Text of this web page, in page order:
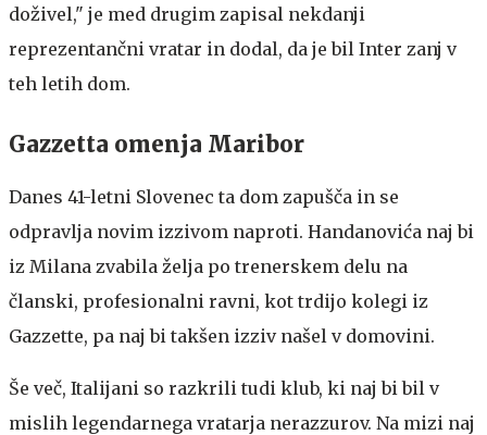
doživel," je med drugim zapisal nekdanji
reprezentančni vratar in dodal, da je bil Inter zanj v
teh letih dom.
Gazzetta omenja Maribor
Danes 41-letni Slovenec ta dom zapušča in se
odpravlja novim izzivom naproti. Handanovića naj bi
iz Milana zvabila želja po trenerskem delu na
članski, profesionalni ravni, kot trdijo kolegi iz
Gazzette, pa naj bi takšen izziv našel v domovini.
Še več, Italijani so razkrili tudi klub, ki naj bi bil v
mislih legendarnega vratarja nerazzurov. Na mizi naj